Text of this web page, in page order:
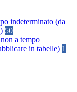
indeterminato (da
50
a tempo
in tabelle) 1